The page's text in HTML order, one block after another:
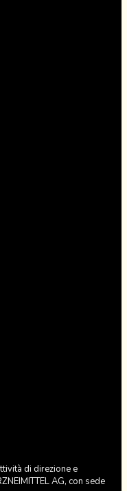
di direzione e
AG, con sede